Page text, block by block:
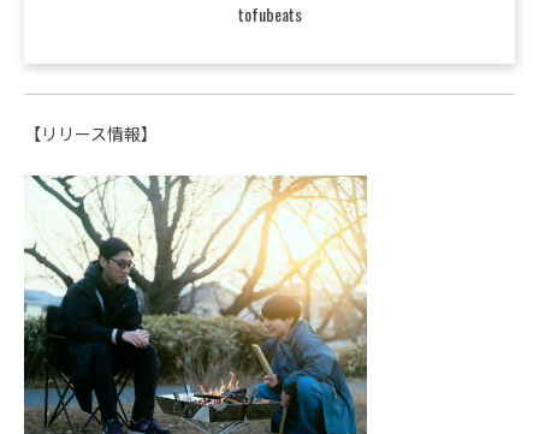
tofubeats
【リリース情報】